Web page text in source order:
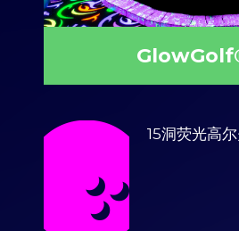
15洞荧光高